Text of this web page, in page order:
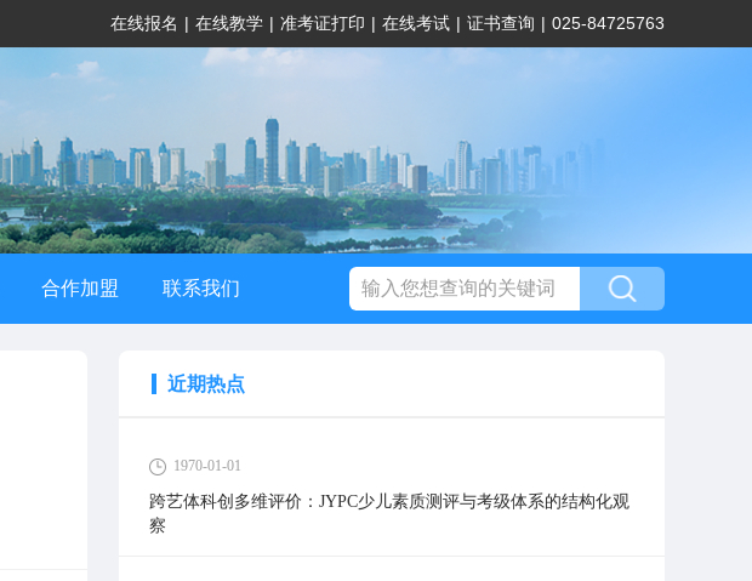
在线报名 | 在线教学 | 准考证打印 | 在线考试 | 证书查询 | 025-84725763
合作加盟 联系我们
近期热点
1970-01-01
跨艺体科创多维评价：JYPC少儿素质测评与考级体系的结构化观
察